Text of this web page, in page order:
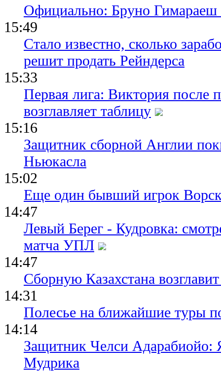
Официально: Бруно Гимараеш
15:49
Стало известно, сколько
решит продать Рейндерса
15:33
Первая лига: Виктория после
возглавляет таблицу
15:16
Защитник сборной Англии
Ньюкасла
15:02
Еще один бывший игрок
14:47
Левый Берег - Кудровка:
матча УПЛ
14:47
Сборную Казахстана
14:31
Полесье на ближайшие туры
14:14
Защитник Челси Адарабиойо:
Мудрика